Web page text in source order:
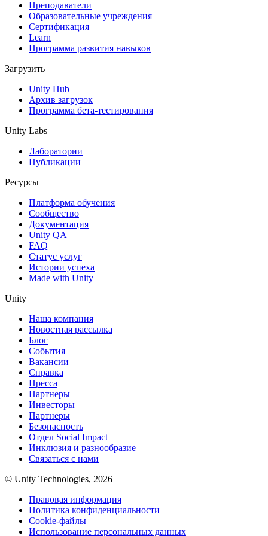
XR-игры
Запускайте XR-игры на разных платформах
Упрощенное создание многопользовательских игр
Преподаватели
Образовательные учреждения
Сертификация
Learn
Программа развития навыков
Загрузить
Unity Hub
Архив загрузок
Программа бета-тестирования
Unity Labs
Лаборатории
Публикации
Ресурсы
Платформа обучения
Сообщество
Документация
Unity QA
FAQ
Статус услуг
Истории успеха
Made with Unity
Unity
Наша компания
Новостная рассылка
Блог
События
Вакансии
Справка
Пресса
Партнеры
Инвесторы
Партнеры
Безопасность
Отдел Social Impact
Инклюзия и разнообразие
Связаться с нами
© Unity Technologies, 2026
Правовая информация
Политика конфиденциальности
Cookie-файлы
Использование персональных данных